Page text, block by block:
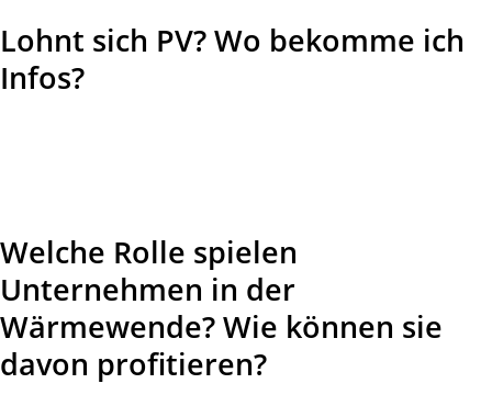
Lohnt sich PV? Wo bekomme ich
Infos?
Welche Rolle spielen
Unternehmen in der
Wärmewende? Wie können sie
davon profitieren?